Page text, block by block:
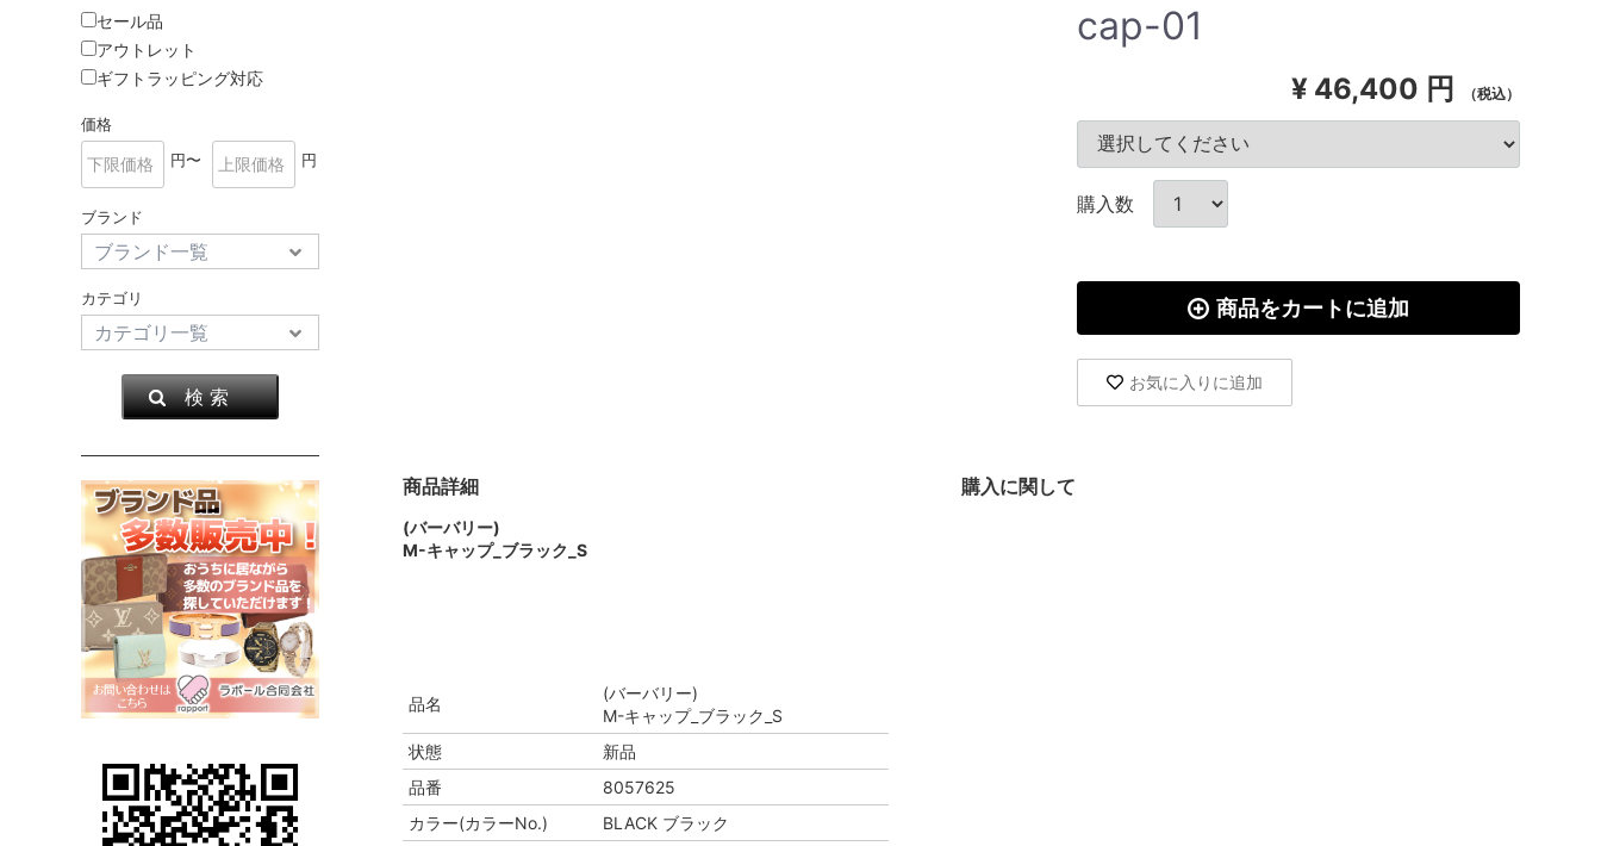
セール品
アウトレット
ギフトラッピング対応
価格
円〜
円
ブランド
カテゴリ
検 索
cap-01
¥ 46,400 円 （税込）
購入数
商品をカートに追加
お気に入りに追加
商品詳細 購入に関して
(バーバリー)
M-キャップ_ブラック_S
品名
(バーバリー)
M-キャップ_ブラック_S
状態
新品
品番
8057625
カラー(カラーNo.)
BLACK ブラック